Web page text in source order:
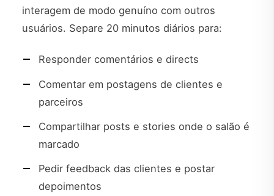
interagem de modo genuíno com outros
usuários. Separe 20 minutos diários para:
Responder comentários e directs
Comentar em postagens de clientes e
parceiros
Compartilhar posts e stories onde o salão é
marcado
Pedir feedback das clientes e postar
depoimentos